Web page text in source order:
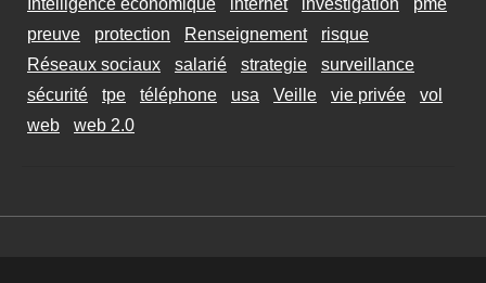
Intelligence économique
internet investigation
pme
preuve
protection Renseignement
risque
Réseaux sociaux
salarié strategie
surveillance
sécurité
tpe téléphone usa Veille vie privée
vol
web
web 2.0